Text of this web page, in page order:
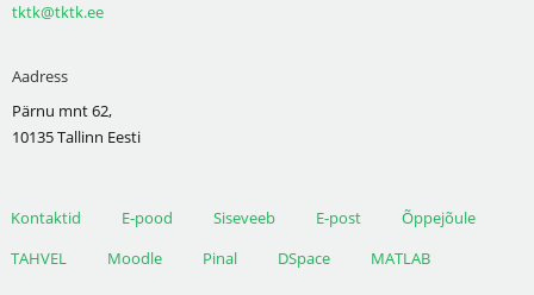
tktk@tktk.ee
Aadress
Pärnu mnt 62,
10135 Tallinn Eesti
Kontaktid E-pood Siseveeb E-post
Õppejõule
TAHVEL
Moodle Pinal DSpace MATLAB